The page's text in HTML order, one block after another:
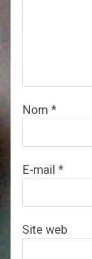
Nom *
E-mail *
Site web